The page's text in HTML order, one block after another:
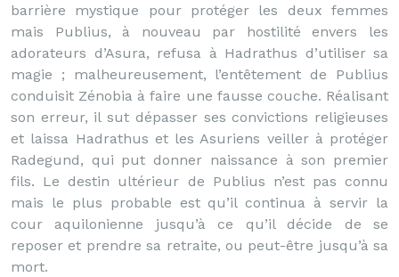
barrière mystique pour protéger les deux femmes
mais Publius, à nouveau par hostilité envers les
adorateurs d’Asura, refusa à Hadrathus d’utiliser sa
magie ; malheureusement, l’entêtement de Publius
conduisit Zénobia à faire une fausse couche. Réalisant
son erreur, il sut dépasser ses convictions religieuses
et laissa Hadrathus et les Asuriens veiller à protéger
Radegund, qui put donner naissance à son premier
fils. Le destin ultérieur de Publius n’est pas connu
mais le plus probable est qu’il continua à servir la
cour aquilonienne jusqu’à ce qu’il décide de se
reposer et prendre sa retraite, ou peut-être jusqu’à sa
mort.